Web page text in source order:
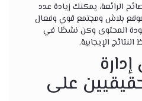
الرائعة، يمكنك زيادة عدد
موقع بلاش ومجتمع قوي وفعال
المحتوى وكن نشطًا في
الإيجابية.
على